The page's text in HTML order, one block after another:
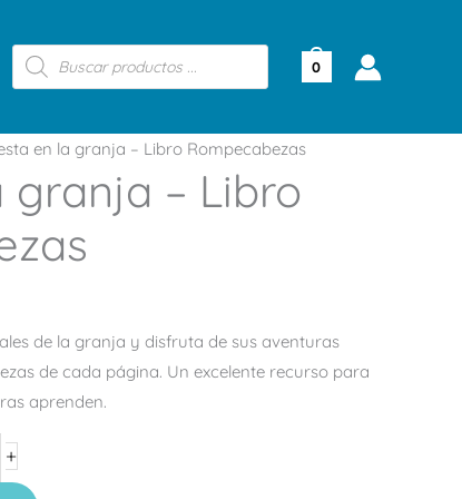
Búsqueda
de
productos
0
en la granja – Libro Rompecabezas
granja – Libro
de la granja y disfruta de sus aventuras
de cada página. Un excelente recurso para
aprenden.
+